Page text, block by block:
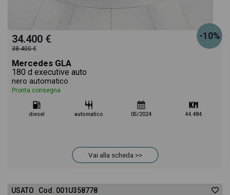
-10%
34.400 €
38.400 €
Mercedes GLA
180 d executive auto
nero automatico
Pronta consegna
diesel automatico 05/2024 44.484
Vai alla scheda >>
USATO Cod. 001U358778